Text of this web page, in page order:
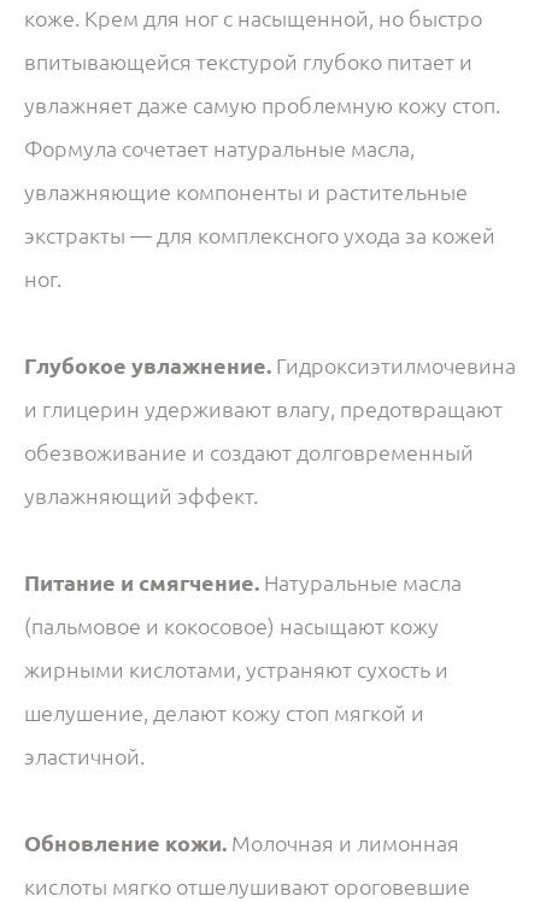
коже. Крем для ног с насыщенной, но быстро
впитывающейся текстурой глубоко питает и
увлажняет даже самую проблемную кожу стоп.
Формула сочетает натуральные масла,
увлажняющие компоненты и растительные
экстракты — для комплексного ухода за кожей
ног.
Глубокое увлажнение. Гидроксиэтилмочевина
и глицерин удерживают влагу, предотвращают
обезвоживание и создают долговременный
увлажняющий эффект.
Питание и смягчение. Натуральные масла
(пальмовое и кокосовое) насыщают кожу
жирными кислотами, устраняют сухость и
шелушение, делают кожу стоп мягкой и
эластичной.
Обновление кожи. Молочная и лимонная
кислоты мягко отшелушивают ороговевшие